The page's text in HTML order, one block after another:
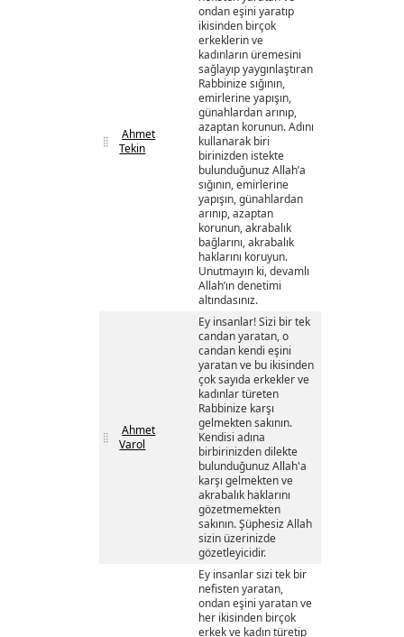
Ahmet
Tekin
ondan eşini yaratıp
ikisinden birçok
erkeklerin ve
kadınların üremesini
sağlayıp yaygınlaştıran
Rabbinize sığının,
emirlerine yapışın,
günahlardan arınıp,
azaptan korunun. Adını
kullanarak biri
birinizden istekte
bulunduğunuz Allah’a
sığının, emirlerine
yapışın, günahlardan
arınıp, azaptan
korunun, akrabalık
bağlarını, akrabalık
haklarını koruyun.
Unutmayın ki, devamlı
Allah’ın denetimi
altındasınız.
Ahmet
Varol
Ey insanlar! Sizi bir tek
candan yaratan, o
candan kendi eşini
yaratan ve bu ikisinden
çok sayıda erkekler ve
kadınlar türeten
Rabbinize karşı
gelmekten sakının.
Kendisi adına
birbirinizden dilekte
bulunduğunuz Allah'a
karşı gelmekten ve
akrabalık haklarını
gözetmemekten
sakının. Şüphesiz Allah
sizin üzerinizde
gözetleyicidir.
Ey insanlar sizi tek bir
nefisten yaratan,
ondan eşini yaratan ve
her ikisinden birçok
erkek ve kadın türetip